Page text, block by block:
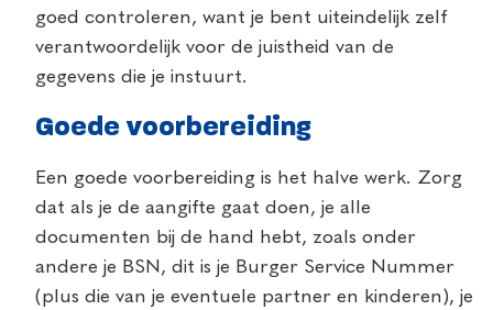
goed controleren, want je bent uiteindelijk zelf
verantwoordelijk voor de juistheid van de
gegevens die je instuurt.
Goede voorbereiding
Een goede voorbereiding is het halve werk. Zorg
dat als je de aangifte gaat doen, je alle
documenten bij de hand hebt, zoals onder
andere je BSN, dit is je Burger Service Nummer
(plus die van je eventuele partner en kinderen), je